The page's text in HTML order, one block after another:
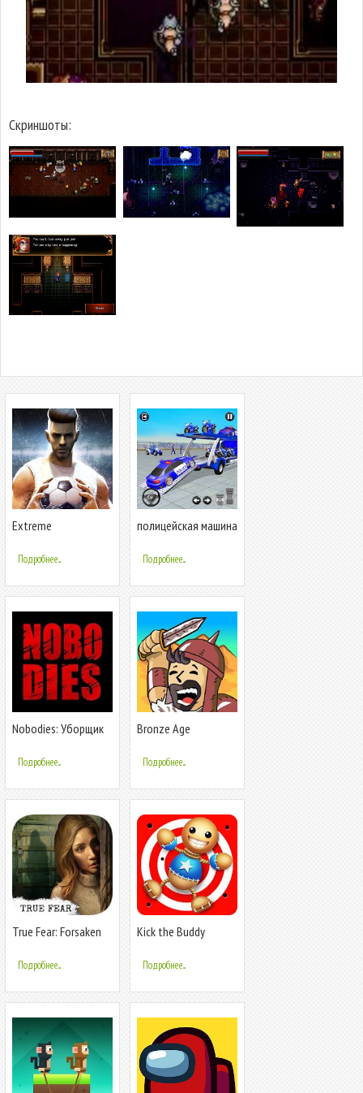
Скриншоты:
Extreme
Multiplayer Soccer
Подробнее...
полицейская машина
игры
Подробнее...
Nobodies: Уборщик
Подробнее...
Bronze Age
Подробнее...
True Fear: Forsaken
Подробнее...
Kick the Buddy
Подробнее...